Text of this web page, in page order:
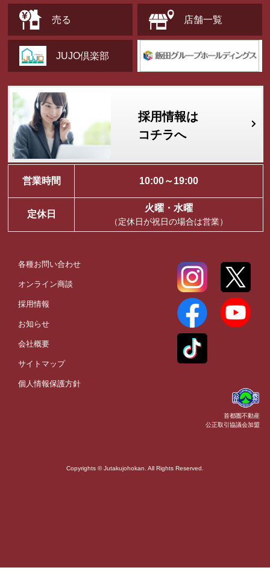
売る 店舗一覧
JUJO倶楽部
採用情報は
コチラへ
営業時間 10:00～19:00
定休日
火曜・水曜
（定休日が祝日の場合は営業）
各種お問い合わせ
オンライン商談
採用情報
お知らせ
会社概要
サイトマップ
個人情報保護方針
首都圏不動産
公正取引協議会加盟
Copyrights © Jutakujohokan. All Rights Reserved.